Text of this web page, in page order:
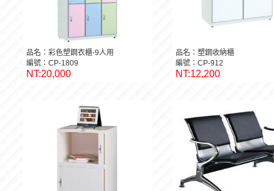
品名：彩色塑鋼衣櫃-9人用
編號：CP-1809
NT:20,000
品名：塑鋼收納櫃
編號：CP-912
NT:12,200